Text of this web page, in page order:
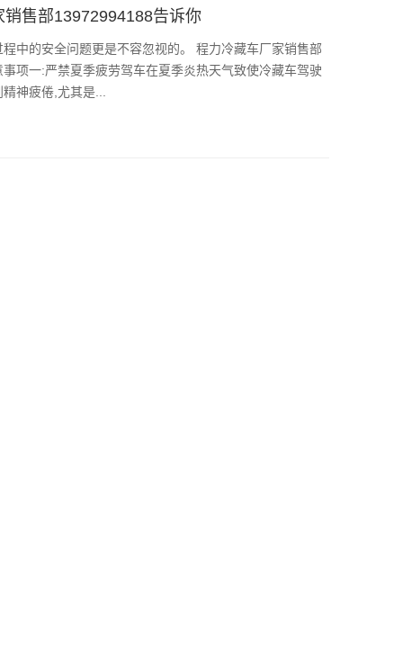
售部13972994188告诉你
中的安全问题更是不容忽视的。 程力冷藏车厂家销售部
项一:严禁夏季疲劳驾车在夏季炎热天气致使冷藏车驾驶
神疲倦,尤其是...